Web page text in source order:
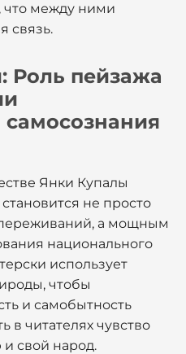
что между ними
связь.
Роль пейзажа
Янки Купалы
не просто
а мощным
национального
использует
чтобы
и самобытность
в читателях чувство
свой народ.